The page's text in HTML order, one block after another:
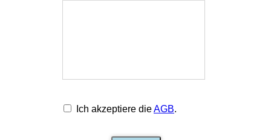
Ich akzeptiere dieAGB.